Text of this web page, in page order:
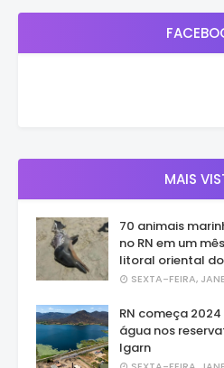
MAIS
70 animais
no RN em um
litoral oriental
SEXTA-FEIRA,
RN começa
água nos
Igarn